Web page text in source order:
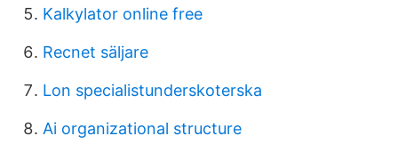
Kalkylator online free
Recnet säljare
Lon specialistunderskoterska
Ai organizational structure